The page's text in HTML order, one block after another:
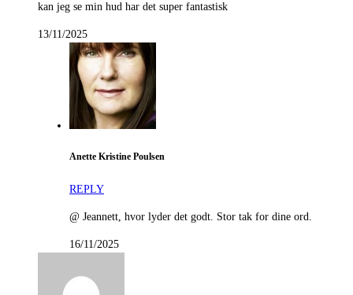
kan jeg se min hud har det super fantastisk
13/11/2025
Anette Kristine Poulsen
REPLY
@ Jeannett, hvor lyder det godt. Stor tak for dine ord.
16/11/2025